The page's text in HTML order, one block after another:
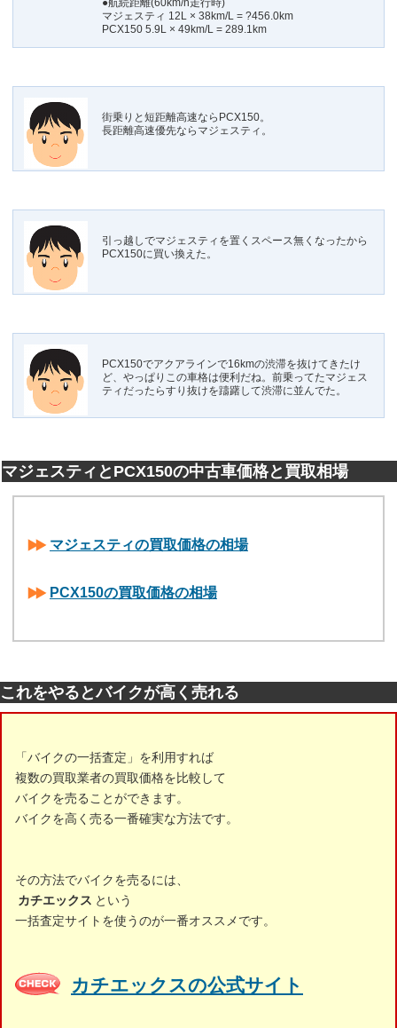
●航続距離(60km/h走行時)
マジェスティ 12L × 38km/L = ?456.0km
PCX150 5.9L × 49km/L = 289.1km
街乗りと短距離高速ならPCX150。
長距離高速優先ならマジェスティ。
引っ越しでマジェスティを置くスペース無くなったから
PCX150に買い換えた。
PCX150でアクアラインで16kmの渋滞を抜けてきたけ
ど、やっぱりこの車格は便利だね。前乗ってたマジェス
ティだったらすり抜けを躊躇して渋滞に並んでた。
マジェスティとPCX150の中古車価格と買取相場
マジェスティの買取価格の相場
PCX150の買取価格の相場
これをやるとバイクが高く売れる
「バイクの一括査定」を利用すれば
複数の買取業者の買取価格を比較して
バイクを売ることができます。
バイクを高く売る一番確実な方法です。
その方法でバイクを売るには、
カチエックス という
一括査定サイトを使うのが一番オススメです。
カチエックスの公式サイト